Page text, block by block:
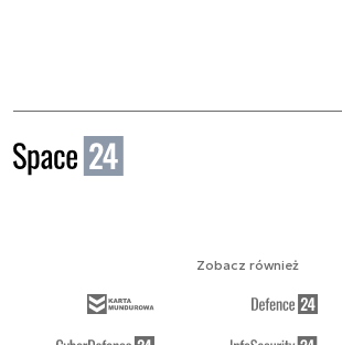
Zobacz również